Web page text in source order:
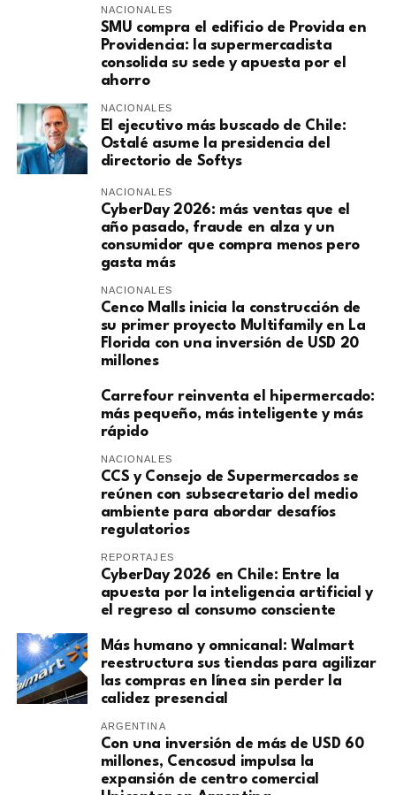
NACIONALES
SMU compra el edificio de Provida en
Providencia: la supermercadista
consolida su sede y apuesta por el
ahorro
NACIONALES
El ejecutivo más buscado de Chile:
Ostalé asume la presidencia del
directorio de Softys
NACIONALES
CyberDay 2026: más ventas que el
año pasado, fraude en alza y un
consumidor que compra menos pero
gasta más
NACIONALES
Cenco Malls inicia la construcción de
su primer proyecto Multifamily en La
Florida con una inversión de USD 20
millones
Carrefour reinventa el hipermercado:
más pequeño, más inteligente y más
rápido
NACIONALES
CCS y Consejo de Supermercados se
reúnen con subsecretario del medio
ambiente para abordar desafíos
regulatorios
REPORTAJES
CyberDay 2026 en Chile: Entre la
apuesta por la inteligencia artificial y
el regreso al consumo consciente
Más humano y omnicanal: Walmart
reestructura sus tiendas para agilizar
las compras en línea sin perder la
calidez presencial
ARGENTINA
Con una inversión de más de USD 60
millones, Cencosud impulsa la
expansión de centro comercial